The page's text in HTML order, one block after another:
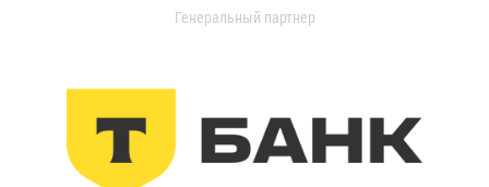
Генеральный партнер